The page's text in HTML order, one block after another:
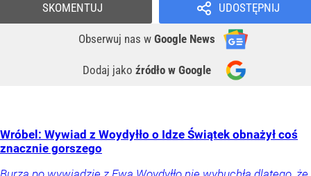
UDOSTĘPNIJ
Obserwuj nas w Google News
Dodaj jako źródło w Google
SKOMENTUJ
Wróbel: Wywiad z Woydyłło o Idze Świątek obnażył coś
znacznie gorszego